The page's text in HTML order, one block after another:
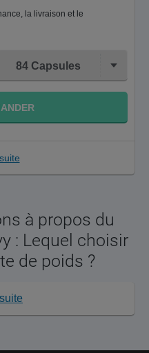
la livraison et le
84 Capsules
à propos du
: Lequel choisir
de poids ?